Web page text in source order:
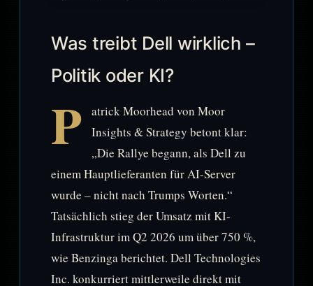
Was treibt Dell wirklich –
Politik oder KI?
P
atrick Moorhead von Moor
Insights & Strategy betont klar:
„Die Rallye begann, als Dell zu
einem Hauptlieferanten für AI-Server
wurde – nicht nach Trumps Worten.“
Tatsächlich stieg der Umsatz mit KI-
Infrastruktur im Q2 2026 um über 750 %,
wie Benzinga berichtet. Dell Technologies
Inc. konkurriert mittlerweile direkt mit